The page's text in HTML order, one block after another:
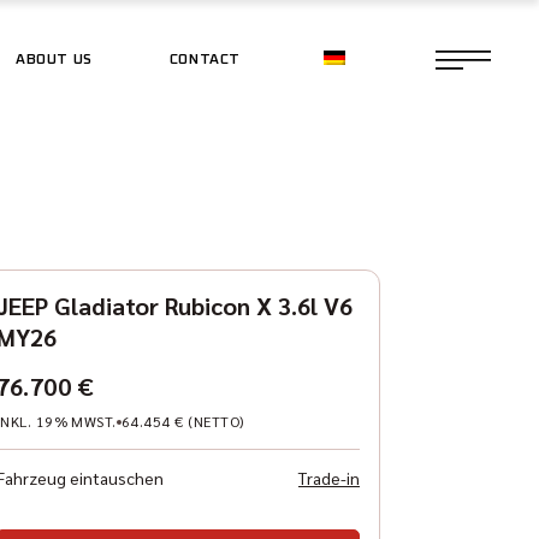
ABOUT US CONTACT
SHOP
Gladiator Rubicon X 3.6l V6
€
19% MWST. 64.454 € (NETTO)
eintauschen Trade-in